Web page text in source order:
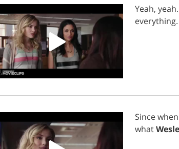
Yeah, yeah.
everything.
Sincewhen
what